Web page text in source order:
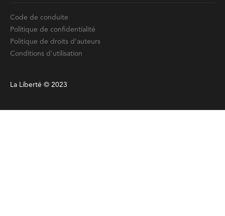
Code de conduite
Politique de confidentialité
Politique de droits d'auteurs
Conditions d'utilisation
La Liberté © 2023